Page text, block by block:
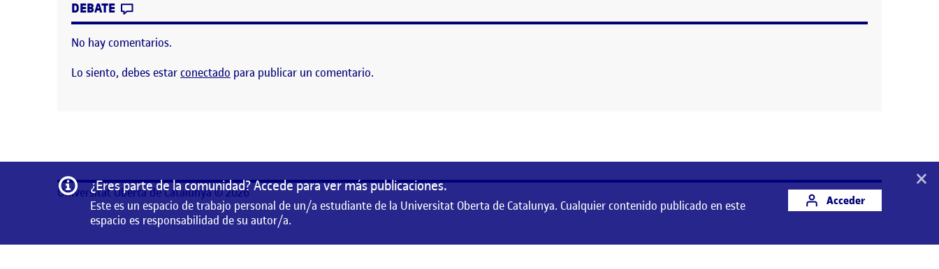
DEBATE
No hay comentarios.
Lo siento, debes estarconectado para publicar un comentario.
Información
¿Eres parte de la comunidad? Accede para ver más publicaciones.
Este es un espacio de trabajo personal de un/a estudiante de la Universitat Oberta de Catalunya. Cualquier contenido publicado en este
espacio es responsabilidad de su autor/a.
Acceder
×
Universitat Oberta de Catalunya © 2026